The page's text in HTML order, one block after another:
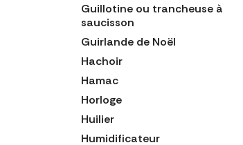
Guillotine ou trancheuse à
saucisson
Guirlande de Noël
Hachoir
Hamac
Horloge
Huilier
Humidificateur